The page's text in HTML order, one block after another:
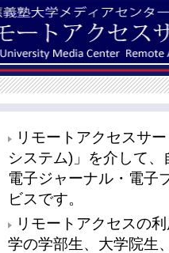
リモートアクセスサ
システム)」を介して
電子ジャーナル・電子
ビスです。
リモートアクセスの
学の学部生、大学院生